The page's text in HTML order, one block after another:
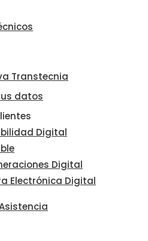
Transtecnia
datos
Digital
Digital
Electrónica Digital